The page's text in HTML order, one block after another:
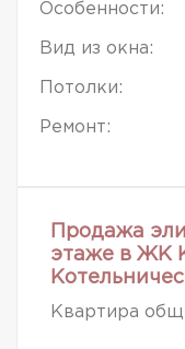
Особенности:
Вид из окна:
Потолки:
Ремонт:
Продажа
этаже в ЖК
Квартира